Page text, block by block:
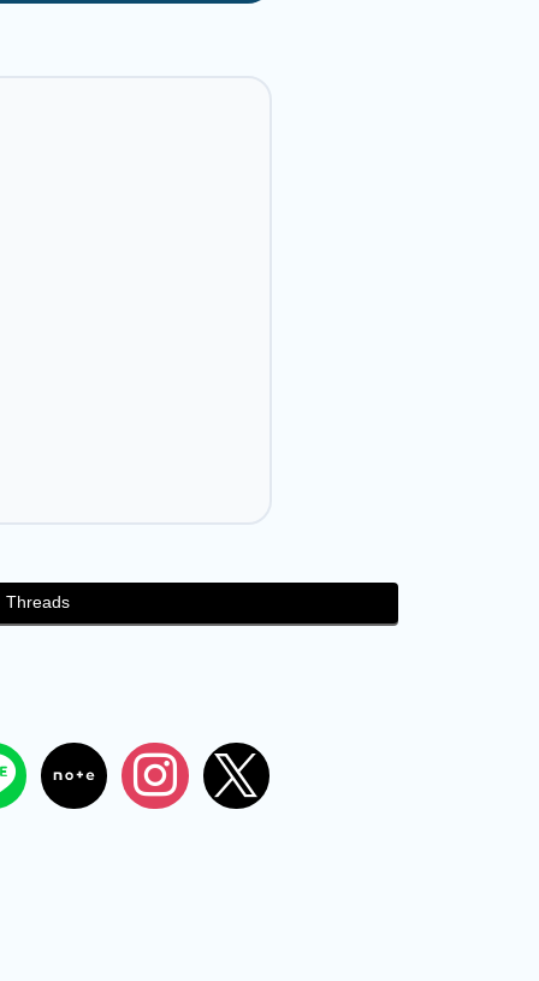
Threads